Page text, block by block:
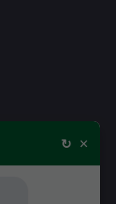
↻ ×